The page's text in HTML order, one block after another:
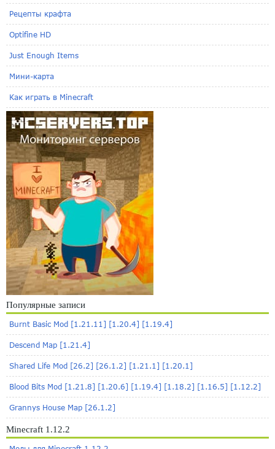
Рецепты крафта
Optifine HD
Just Enough Items
Мини-карта
Как играть в Minecraft
Популярные записи
Burnt Basic Mod [1.21.11] [1.20.4] [1.19.4]
Descend Map [1.21.4]
Shared Life Mod [26.2] [26.1.2] [1.21.1] [1.20.1]
Blood Bits Mod [1.21.8] [1.20.6] [1.19.4] [1.18.2] [1.16.5] [1.12.2]
Grannys House Map [26.1.2]
Minecraft 1.12.2